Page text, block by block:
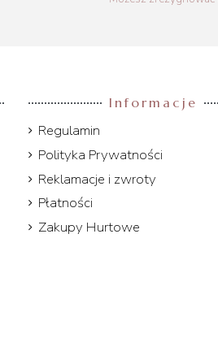
Informacje
Regulamin
Polityka Prywatności
Reklamacje i zwroty
Płatności
Zakupy Hurtowe